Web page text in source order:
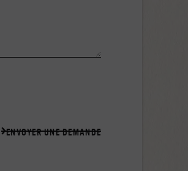
ENVOYER UNE DEMANDE